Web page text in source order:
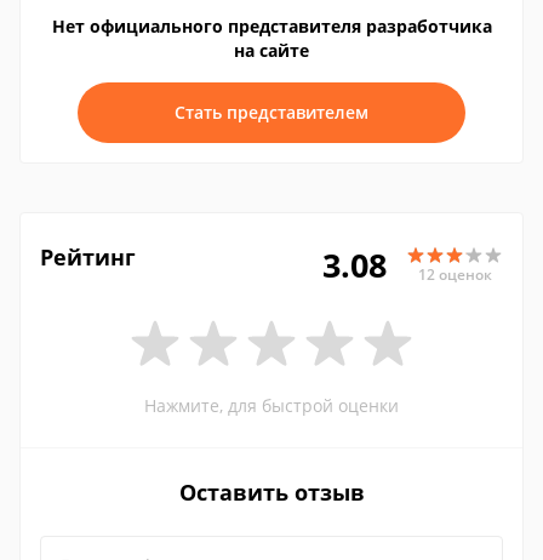
Нет официального представителя разработчика
на сайте
Стать представителем
Рейтинг 3.08 12 оценок
Нажмите, для быстрой оценки
Оставить отзыв